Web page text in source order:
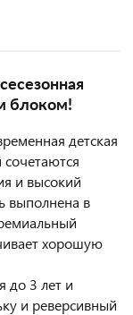
блоком!
детская
и высокий
выполнена в
хорошую
до 3 лет и
и реверсивный